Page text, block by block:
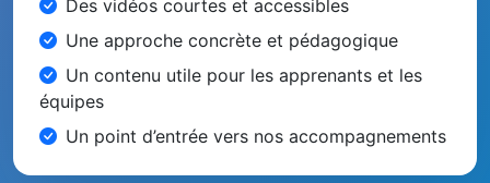
Des vidéos courtes et accessibles
Une approche concrète et pédagogique
Un contenu utile pour les apprenants et les
équipes
Un point d’entrée vers nos accompagnements